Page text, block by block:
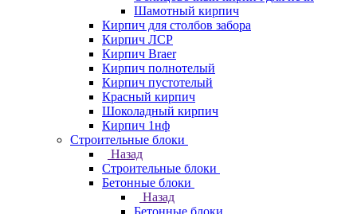
Шамотный кирпич
Кирпич для столбов забора
Кирпич ЛСР
Кирпич Braer
Кирпич полнотелый
Кирпич пустотелый
Красный кирпич
Шоколадный кирпич
Кирпич 1нф
Строительные блоки
Назад
Строительные блоки
Бетонные блоки
Назад
Бетонные блоки